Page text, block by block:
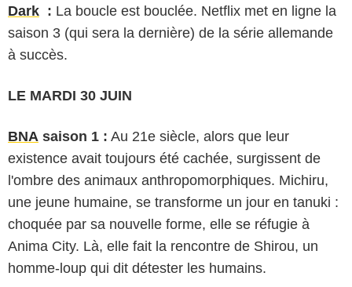
Dark : La boucle est bouclée. Netflix met en ligne la
saison 3 (qui sera la dernière) de la série allemande
à succès.
LE MARDI 30 JUIN
BNA saison 1 : Au 21e siècle, alors que leur
existence avait toujours été cachée, surgissent de
l'ombre des animaux anthropomorphiques. Michiru,
une jeune humaine, se transforme un jour en tanuki :
choquée par sa nouvelle forme, elle se réfugie à
Anima City. Là, elle fait la rencontre de Shirou, un
homme-loup qui dit détester les humains.